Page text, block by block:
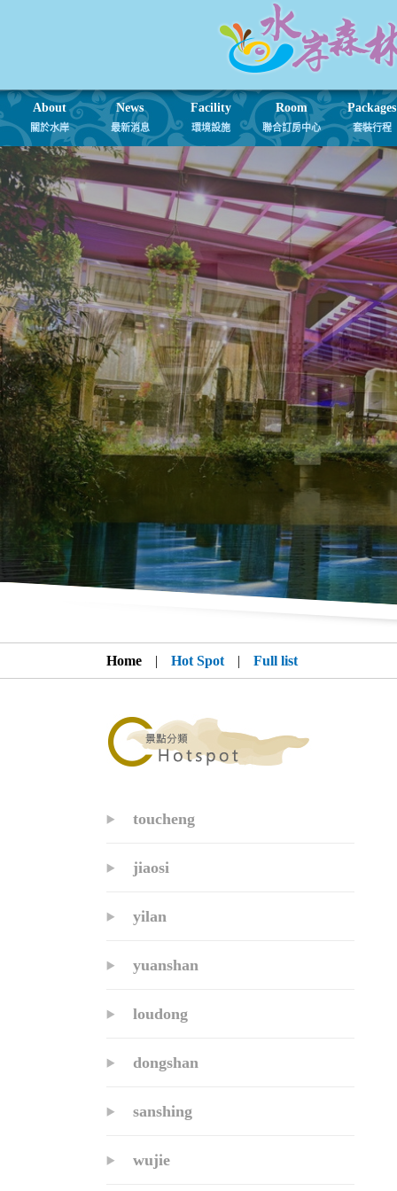
About
關於水岸
News
最新消息
Facility
環境設施
Room
聯合訂房中心
Packages
套裝行程
Home | Hot Spot | Full list
toucheng
jiaosi
yilan
yuanshan
loudong
dongshan
sanshing
wujie